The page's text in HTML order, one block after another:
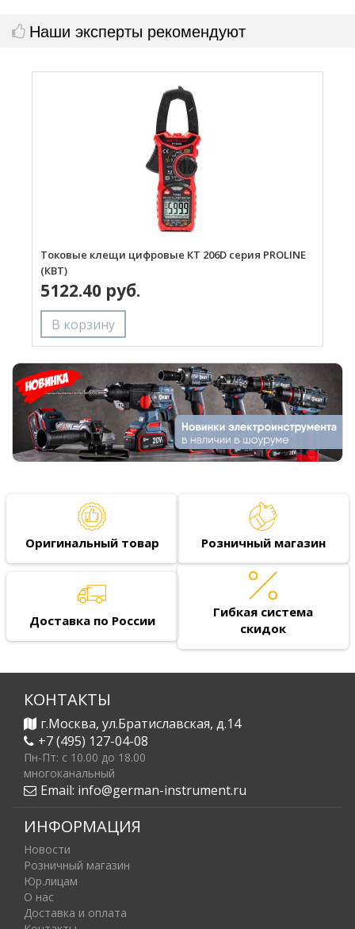
Наши эксперты рекомендуют
Токовые клещи цифровые КТ 206D серия PROLINE
(КВТ)
5122.40 руб.
Оригинальный товар Розничный магазин
Доставка по России
Гибкая система
скидок
КОНТАКТЫ
г.Москва, ул.Братиславская, д.14
+7 (495) 127-04-08
Пн-Пт: c 10.00 до 18.00
многоканальный
Email: info@german-instrument.ru
ИНФОРМАЦИЯ
Новости
Розничный магазин
Юр.лицам
О нас
Доставка и оплата